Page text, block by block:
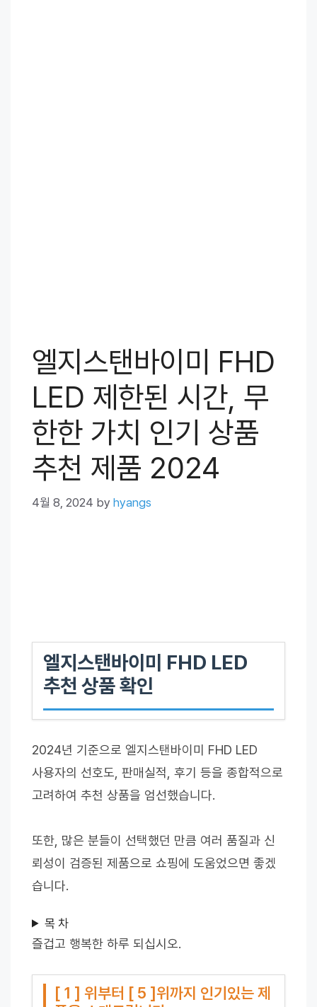
엘지스탠바이미 FHD
LED 제한된 시간, 무
한한 가치 인기 상품
추천 제품 2024
4월 8, 2024 by hyangs
엘지스탠바이미 FHD LED
추천 상품 확인
2024년 기준으로 엘지스탠바이미 FHD LED
사용자의 선호도, 판매실적, 후기 등을 종합적으로
고려하여 추천 상품을 엄선했습니다.
또한, 많은 분들이 선택했던 만큼 여러 품질과 신
뢰성이 검증된 제품으로 쇼핑에 도움었으면 좋겠
습니다.
목 차
즐겁고 행복한 하루 되십시오.
[ 1 ] 위부터 [ 5 ]위까지 인기있는 제